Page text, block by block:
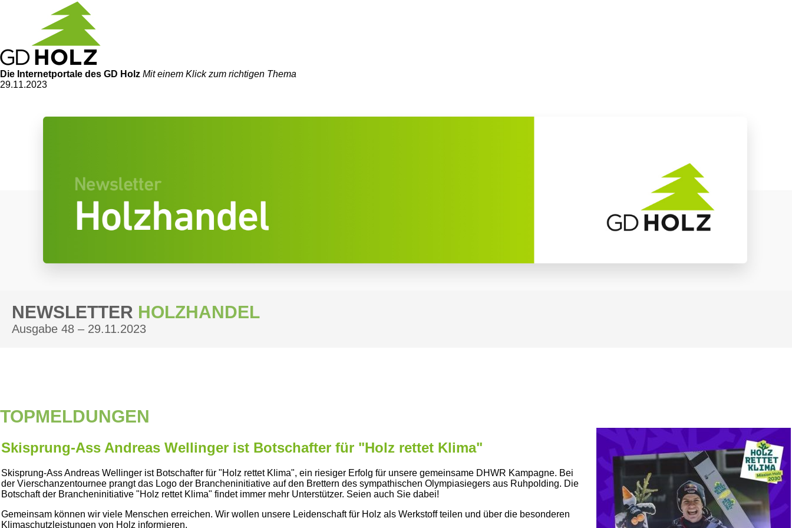
Die Internetportale des GD Holz Mit einem Klick zum richtigen Thema
29.11.2023
NEWSLETTER HOLZHANDEL
Ausgabe 48 – 29.11.2023
TOPMELDUNGEN
Skisprung-Ass Andreas Wellinger ist Botschafter für "Holz rettet Klima"
Skisprung-Ass Andreas Wellinger ist Botschafter für Holz rettet Klima , ein riesiger Erfolg für unsere gemeinsame DHWR Kampagne. Bei
der Vierschanzentournee prangt das Logo der Brancheninitiative auf den Brettern des sympathischen Olympiasiegers aus Ruhpolding. Die
Botschaft der Brancheninitiative
Holz rettet Klima
findet immer mehr Unterstützer. Seien auch Sie dabei!
Gemeinsam können wir viele Menschen erreichen. Wir wollen unsere Leidenschaft für Holz als Werkstoff teilen und über die besonderen
Klimaschutzleistungen von Holz informieren.